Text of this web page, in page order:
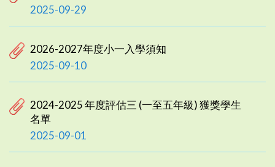
2025-09-29
2026-2027年度小一入學須知
2025-09-10
2024-2025 年度評估三 (一至五年級) 獲獎學生
名單
2025-09-01